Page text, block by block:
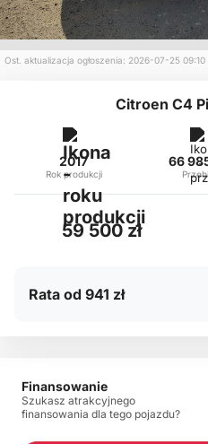
Ost. aktualizacja ogłoszenia: 2026-07-25 09:10
Citroen C4
2017
Rok produkcji
66
59 500 zł
Rata od 941 zł
Finansowanie
Szukasz atrakcyjnego
finansowania dla tego pojazdu?